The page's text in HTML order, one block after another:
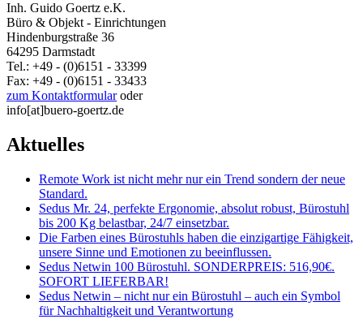
Inh. Guido Goertz e.K.
Büro & Objekt - Einrichtungen
Hindenburgstraße 36
64295 Darmstadt
Tel.: +49 - (0)6151 - 33399
Fax: +49 - (0)6151 - 33433
zum Kontaktformularoder
info[at]buero-goertz.de
Aktuelles
Remote Work ist nicht mehr nur ein Trend sondern der neue
Standard.
Sedus Mr. 24, perfekte Ergonomie, absolut robust, Bürostuhl
bis 200 Kg belastbar, 24/7 einsetzbar.
Die Farben eines Bürostuhls haben die einzigartige Fähigkeit,
unsere Sinne und Emotionen zu beeinflussen.
Sedus Netwin 100 Bürostuhl. SONDERPREIS: 516,90€.
SOFORT LIEFERBAR!
Sedus Netwin – nicht nur ein Bürostuhl – auch ein Symbol
für Nachhaltigkeit und Verantwortung